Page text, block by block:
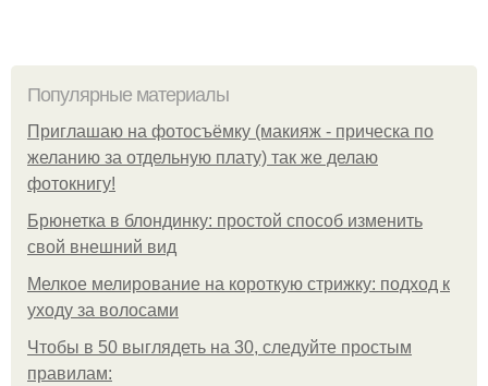
Популярные материалы
Приглашаю на фотосъёмку (макияж - прическа по
желанию за отдельную плату) так же делаю
фотокнигу!
Брюнетка в блондинку: простой способ изменить
свой внешний вид
Мелкое мелирование на короткую стрижку: подход к
уходу за волосами
Чтобы в 50 выглядеть на 30, следуйте простым
правилам: